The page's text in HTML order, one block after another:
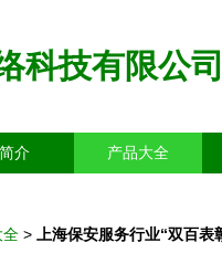
科技有限公司
介 产品大全
全 >
上海保安服务行业“双百